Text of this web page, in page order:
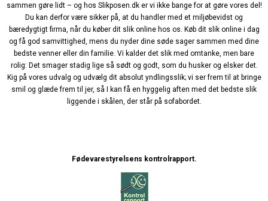
sammen gøre lidt – og hos Slikposen.dk er vi ikke bange for at gøre vores del!
Du kan derfor være sikker på, at du handler med et miljøbevidst og
bæredygtigt firma, når du køber dit slik online hos os. Køb dit slik online i dag
og få god samvittighed, mens du nyder dine søde sager sammen med dine
bedste venner eller din familie. Vi kalder det slik med omtanke, men bare
rolig: Det smager stadig lige så sødt og godt, som du husker og elsker det.
Kig på vores udvalg og udvælg dit absolut yndlingsslik; vi ser frem til at bringe
smil og glæde frem til jer, så I kan få en hyggelig aften med det bedste slik
liggende i skålen, der står på sofabordet.
Fødevarestyrelsens kontrolrapport.